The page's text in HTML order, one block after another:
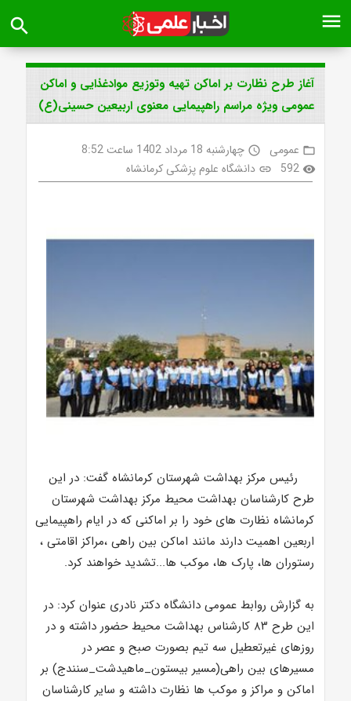
menu
search
آغاز طرح نظارت بر اماکن تهیه وتوزیع موادغذایی و اماکن
عمومی ویژه مراسم راهپیمایی معنوی اربیعین حسینی(ع)
folder_open عمومی access_time چهارشنبه 18 مرداد 1402 ساعت 8:52
visibility
592
link دانشگاه علوم پزشکی کرمانشاه
رئیس مرکز بهداشت شهرستان کرمانشاه گفت: در این
طرح کارشناسان بهداشت محیط مرکز بهداشت شهرستان
کرمانشاه نظارت های خود را بر اماکنی که در ایام راهپیمایی
اربعین اهمیت دارند مانند اماکن بین راهی ،مراکز اقامتی ،
رستوران ها، پارک ها، موکب ها...تشدید خواهند کرد.
به گزارش روابط عمومی دانشگاه دکتر نادری عنوان کرد: در
این طرح ۸۳ کارشناس بهداشت محیط حضور داشته و در
روزهای غیرتعطیل سه تیم بصورت صبح و عصر در
مسیرهای بین راهی(مسیر بیستون_ماهیدشت_سنندج) بر
اماکن و مراکز و موکب ها نظارت داشته و سایر کارشناسان